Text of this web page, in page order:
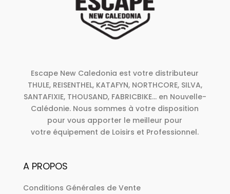
Escape New Caledonia est votre distributeur
THULE, REISENTHEL, KATAFYN, NORTHCORE, SILVA,
SANTAFIXIE, THOUSAND, FABRICBIKE... en Nouvelle-
Calédonie. Nous sommes à votre disposition
pour vous apporter le meilleur pour
votre équipement de Loisirs et Professionnel.
A PROPOS
Conditions Générales de Vente